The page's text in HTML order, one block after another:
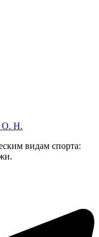
О. Н.
видам спорта: